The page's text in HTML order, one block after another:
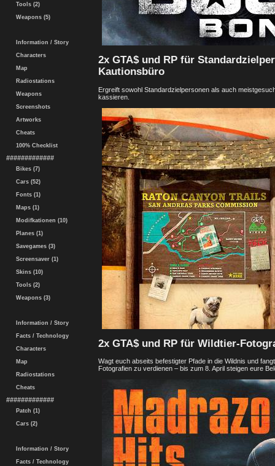
Tools (2)
Weapons (5)
Information / Story
Characters
Map
Radiostations
Weapons
Screenshots
Artworks
Cheats
100% Checklist
#############
Bikes (7)
Cars (52)
Fonts (1)
Maps (1)
Modifkationen (10)
Planes (1)
Savegames (3)
Screensaver (1)
Skins (10)
Tools (2)
Weapons (3)
Information / Story
Facts / Technology
Characters
Map
Radiostations
Cheats
#############
Patch (1)
Cars (2)
Information / Story
Facts / Technology
2x GTA$ und RP für
Kautionsbüro
Ergreift sowohl Standardzielpersonen als auch
kassieren.
2x GTA$ und RP für Wildtier-
Wagt euch abseits befestigter Pfade in die Wildnis und
Fotografien zu verdienen – bis zum 8. April steigen eure